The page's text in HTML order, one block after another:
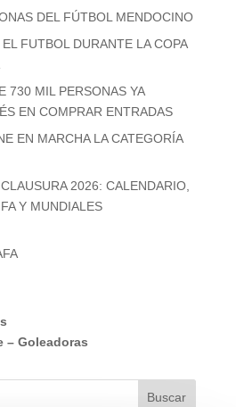
DEL FÚTBOL MENDOCINO
FUTBOL DURANTE LA COPA
730 MIL PERSONAS YA
EN COMPRAR ENTRADAS
EN MARCHA LA CATEGORÍA
2026: CALENDARIO,
Y MUNDIALES
– Goleadoras